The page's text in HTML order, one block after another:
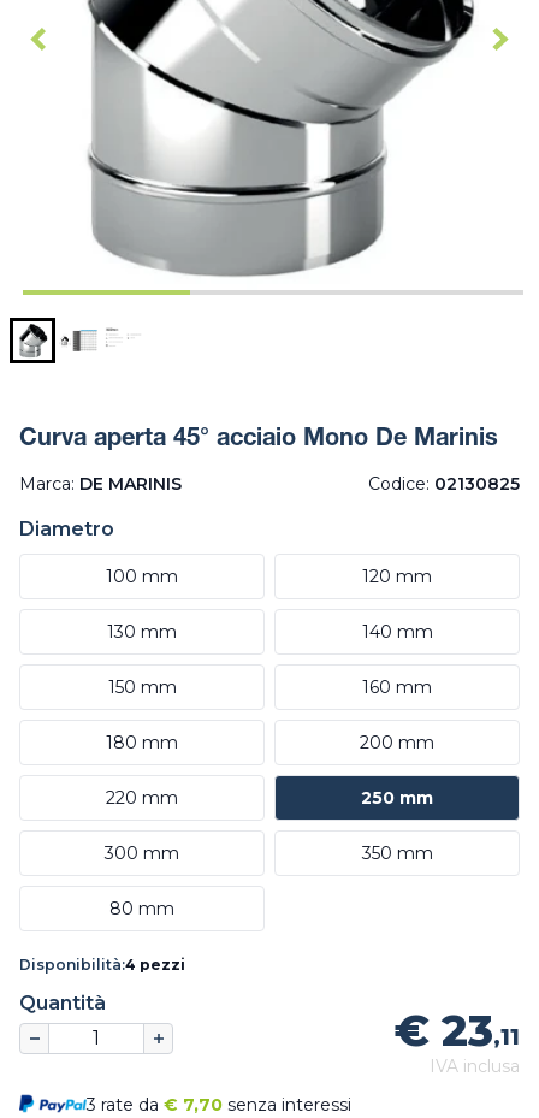
Curva aperta 45° acciaio Mono De Marinis
Marca: DE MARINIS Codice: 02130825
Diametro
100 mm 120 mm
130 mm 140 mm
150 mm 160 mm
180 mm 200 mm
220 mm 250 mm
300 mm 350 mm
80 mm
Disponibilità:4 pezzi
Quantità
€ 23,11
IVA inclusa
3 rate da € 7,70 senza interessi